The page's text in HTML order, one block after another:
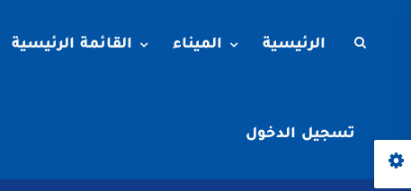
الرئيسية الميناء القائمة الرئيسية
تسجيل الدخول